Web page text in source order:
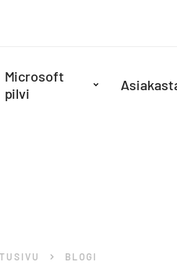
Microsoft
pilvi
BLOGI